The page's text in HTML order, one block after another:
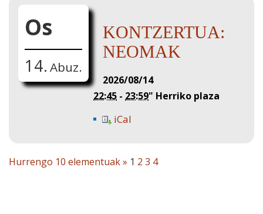
Os
14. Abuz.
KONTZERTUA:
NEOMAK
2026/08/14
22:45 - 23:59" Herriko plaza
iCal
Hurrengo 10 elementuak » 1 2 3 4